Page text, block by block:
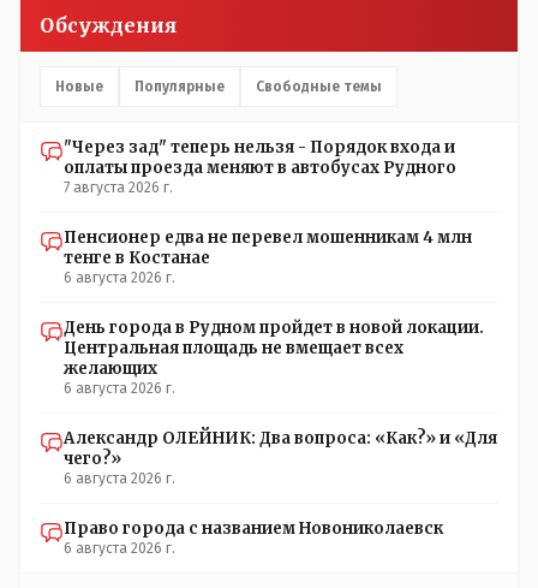
причинам, просто обстоятельства немного меняются по
сравнению с Назарбаевскими временами, власти
неизвестная в уравнении взаимоотношений власти и
Обсуждения
Новые Популярные Свободные темы
"Через зад" теперь нельзя - Порядок входа и
оплаты проезда меняют в автобусах Рудного
7 августа 2026 г.
Пенсионер едва не перевел мошенникам 4 млн
тенге в Костанае
6 августа 2026 г.
День города в Рудном пройдет в новой локации.
Центральная площадь не вмещает всех
желающих
6 августа 2026 г.
Александр ОЛЕЙНИК: Два вопроса: «Как?» и «Для
чего?»
6 августа 2026 г.
Право города с названием Новониколаевск
6 августа 2026 г.